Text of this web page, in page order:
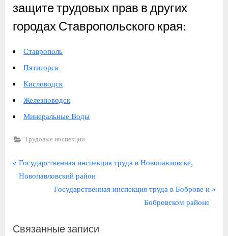
защите трудовых прав в других
городах Ставропольского края:
Ставрополь
Пятигорск
Кисловодск
Железноводск
Минеральные Воды
Трудовые инспекции
Навигация
по
П
р
д
Государственная инспекция труда в Новопавловске,
Новопавловский район
С
д
Государственная инспекция труда в Боброве и
Бобровском районе
Связанные записи